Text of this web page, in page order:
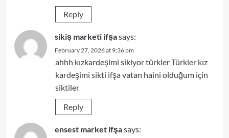
Reply
sikiş marketi ifşasays:
February 27, 2026 at 9:36 pm
ahhh kızkardeşimi sikiyor türklerTürkler kız
kardeşimi sikti ifşavatan haini olduğum için
siktiler
Reply
ensest market ifşasays: